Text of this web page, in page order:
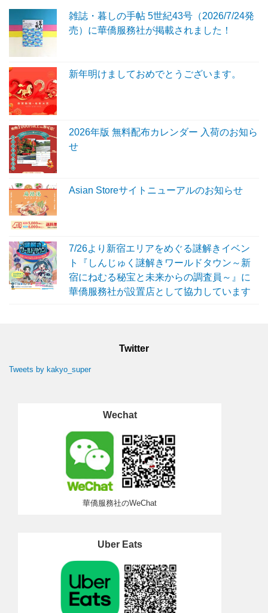
雑誌・暮しの手帖 5世紀43号（2026/7/24発
売）に華僑服務社が掲載されました！
新年明けましておめでとうございます。
2026年版 無料配布カレンダー 入荷のお知ら
せ
Asian Storeサイトニューアルのお知らせ
7/26より新宿エリアをめぐる謎解きイベン
ト『しんじゅく謎解きワールドタウン～新
宿にねむる秘宝と未来からの調査員～』に
華僑服務社が設置店として協力しています
Twitter
Tweets by kakyo_super
Wechat
華僑服務社のWeChat
Uber Eats